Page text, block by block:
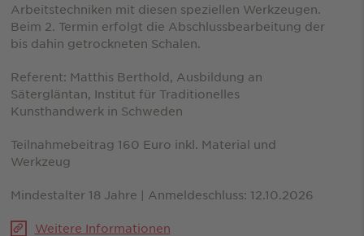
Arbeitstechniken mit diesen speziellen Werkzeugen.
Beim 2. Termin erfolgt die Abschlussbearbeitung der
bis dahin getrockneten Schalen.
Referent: Matthis Berthold, Ausbildung an
Sätergläntan, Institut für Traditionelles
Kunsthandwerk in Schweden
Teilnahmebeitrag 160 Euro inkl. Material und
Werkzeug
Mindestalter 18 Jahre | Anmeldeschluss: 12.10.2026
Weitere Informationen